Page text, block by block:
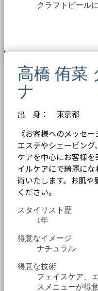
クラフトビール
高橋 侑菜
ナ
出 身： 東京都
《お客様へのメッセー
エステやシェービング
ケアを中心にお客様
イルケアにで綺麗に
術いたします。お肌
ください。
スタイリスト歴
1年
得意なイメージ
ナチュラル
得意な技術
フェイスケア、
スメニューが得